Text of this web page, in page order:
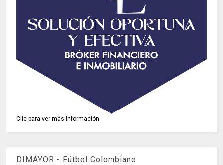
Clic para ver más información
DIMAYOR - Fútbol Colombiano